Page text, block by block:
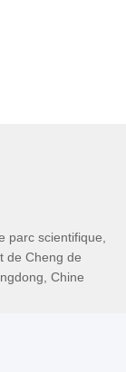
parc scientifique,
de Cheng de
Chine